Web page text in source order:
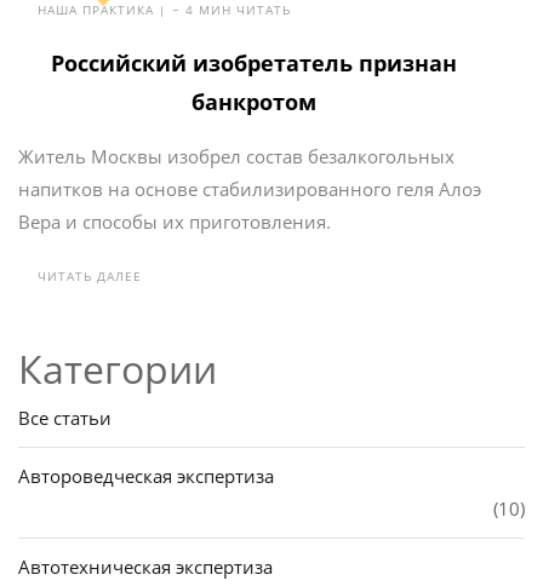
НАША ПРАКТИКА | ~ 4 МИН ЧИТАТЬ
Российский изобретатель признан
банкротом
Житель Москвы изобрел состав безалкогольных
напитков на основе стабилизированного геля Алоэ
Вера и способы их приготовления.
ЧИТАТЬ ДАЛЕЕ
Категории
Все статьи
Автороведческая экспертиза
(10)
Автотехническая экспертиза